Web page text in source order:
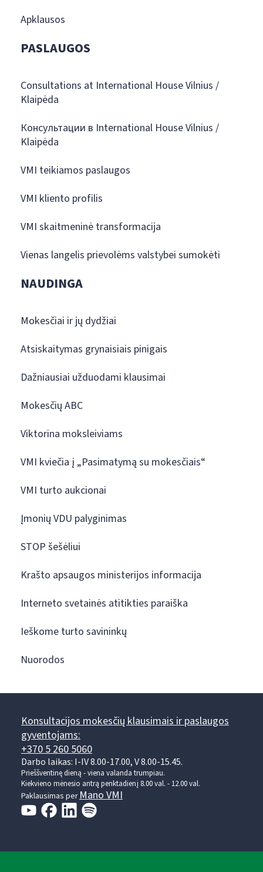
Apklausos
PASLAUGOS
Consultations at International House Vilnius /
Klaipėda
Консультации в International House Vilnius /
Klaipėda
VMI teikiamos paslaugos
VMI kliento profilis
VMI skaitmeninė transformacija
Vienas langelis prievolėms valstybei sumokėti
NAUDINGA
Mokesčiai ir jų dydžiai
Atsiskaitymas grynaisiais pinigais
Dažniausiai užduodami klausimai
Mokesčių ABC
Viktorina moksleiviams
VMI kviečia į „Pasimatymą su mokesčiais“
VMI turto aukcionai
Įmonių VDU palyginimas
STOP šešėliui
Krašto apsaugos ministerijos informacija
Interneto svetainės atitikties paraiška
Ieškome turto savininkų
Nuorodos
Konsultacijos mokesčių klausimais ir paslaugos
gyventojams:
+370 5 260 5060
Darbo laikas: I-IV 8.00-17.00, V 8.00-15.45.
Prieššventinę dieną - viena valanda trumpiau.
Kiekvieno mėnesio antrą penktadienį 8.00 val. - 12.00 val.
Paklausimas per Mano VMI